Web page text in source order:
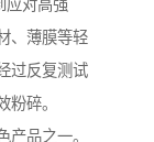
应对高强
、薄膜等轻
过反复测试
碎。
品之一。